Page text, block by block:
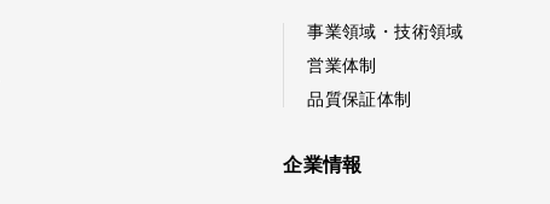
事業領域・技術領域
営業体制
品質保証体制
企業情報